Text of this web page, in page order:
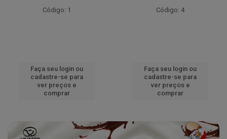
Código: 1
Faça seu login ou
cadastre-se para
ver preços e
comprar
Código: 4
Faça seu login ou
cadastre-se para
ver preços e
comprar